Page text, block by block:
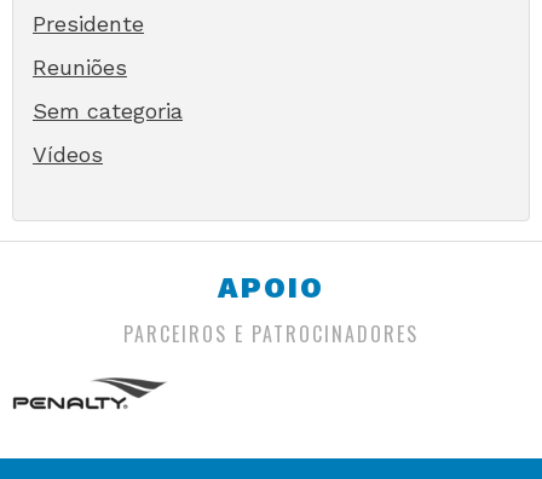
Presidente
Reuniões
Sem categoria
Vídeos
APOIO
PARCEIROS E PATROCINADORES